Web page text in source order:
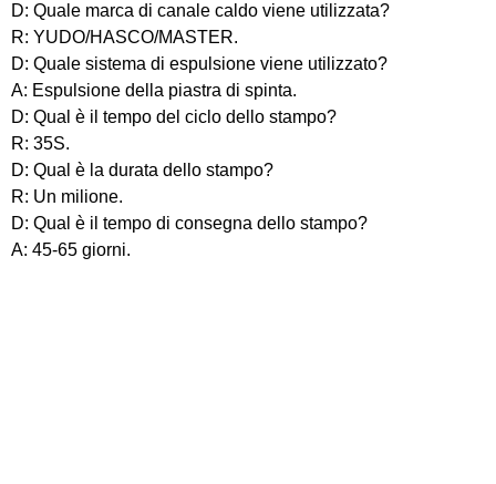
D: Quale marca di canale caldo viene utilizzata?
R: YUDO/HASCO/MASTER.
D: Quale sistema di espulsione viene utilizzato?
A: Espulsione della piastra di spinta.
D: Qual è il tempo del ciclo dello stampo?
R: 35S.
D: Qual è la durata dello stampo?
R: Un milione.
D: Qual è il tempo di consegna dello stampo?
A: 45-65 giorni.